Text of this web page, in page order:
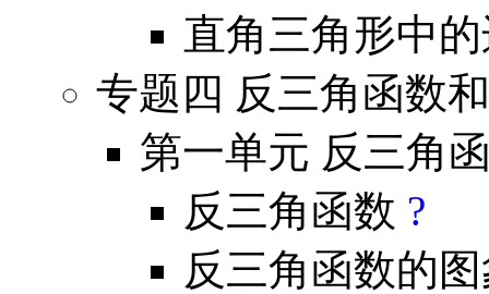
直角三角形中
专题四 反三角函数
第一单元 反三角
反三角函数 ?
反三角函数的